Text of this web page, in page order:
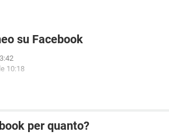
su Facebook
10:18
per quanto?